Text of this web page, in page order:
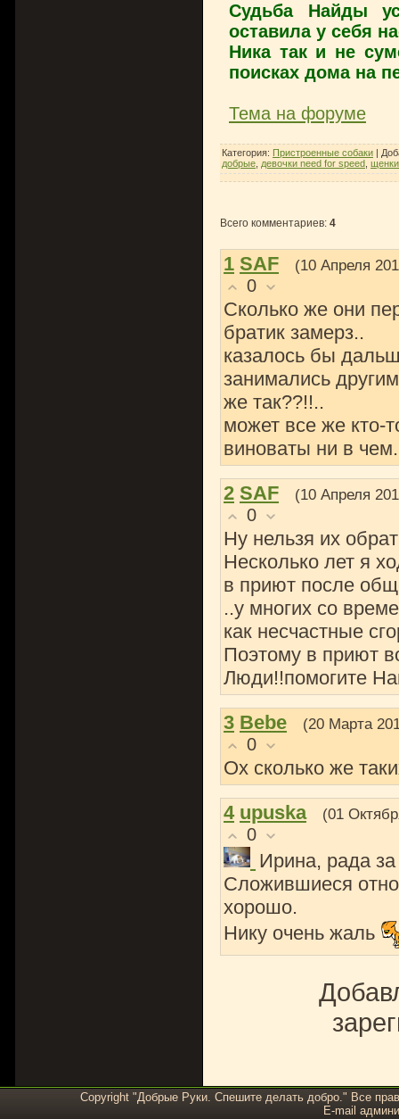
Судьба Найды
оставила у себя
Ника так и не
поисках дома на
Тема на форуме
Категория: Пристроенные собаки |
добрые девочки need for speed щенки
Всего комментариев: 4
1 SAF (10 Апреля
0
Сколько же они
братик замерз..
казалось бы
занимались
же так??!!..
может все же кто-
виноваты ни в
2 SAF (10 Апреля
0
Ну нельзя их
Несколько лет я
в приют после
..у многих со
как несчастные
Поэтому в приют
Люди!!помогите
3 Bebe (20 Марта
0
Ох сколько же
4 upuska (01
0
Ирина, рада за
Сложившиеся
хорошо.
Нику очень жаль
Copyright "Добрые Руки. Спешите делать добро." Все
E-mail